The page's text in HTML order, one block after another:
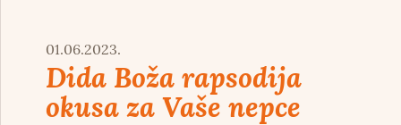
01.06.2023.
Dida Boža rapsodija
okusa za Vaše nepce